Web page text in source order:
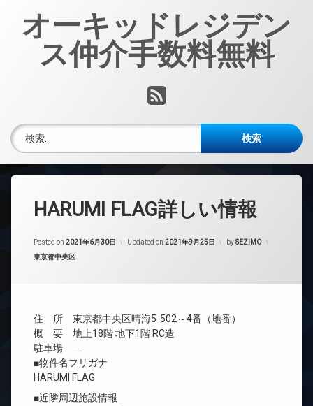
オーキッドレジデン
ス仲介手数料無料
RSS
検索:
HARUMI FLAG詳しい情報
Posted on 2021年6月30日 Updated on 2021年9月25日 bySEZIMO
カテゴリー:
東京都中央区
住 所 東京都中央区晴海5-502～4番（地番）
概 要 地上18階 地下1階 RC造
駐車場 ―
■物件名フリガナ
HARUMI FLAG
■近隣周辺施設情報